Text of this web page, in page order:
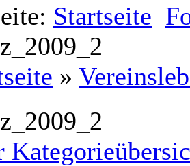
Startseite
»